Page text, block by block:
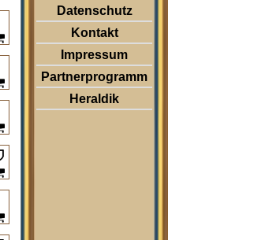
Datenschutz
Kontakt
Impressum
Partnerprogramm
Heraldik